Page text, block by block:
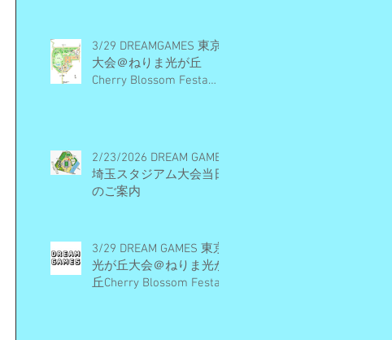
3/29 DREAMGAMES 東京
大会＠ねりま光が丘
Cherry Blossom Festa
2/23/2026 DREAM GAMES
埼玉スタジアム大会当日
のご案内
3/29 DREAM GAMES 東京
光が丘大会＠ねりま光が
丘Cherry Blossom Festa